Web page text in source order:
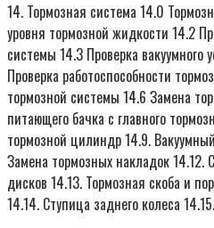
14. Тормозная система 14.0
уровня тормозной жидкости 14.2
системы 14.3 Проверка вакуумного
Проверка работоспособности
тормозной системы 14.6 Замена
питающего бачка с главного
тормозной цилиндр 14.9.
Замена тормозных накладок 14.12.
дисков 14.13. Тормозная скоба и
14.14. Ступица заднего колеса